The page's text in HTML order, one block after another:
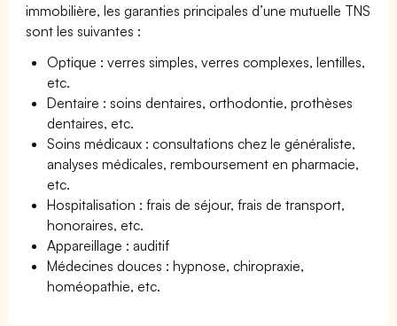
immobilière, les garanties principales d’une mutuelle TNS
sont les suivantes :
Optique : verres simples, verres complexes, lentilles,
etc.
Dentaire : soins dentaires, orthodontie, prothèses
dentaires, etc.
Soins médicaux : consultations chez le généraliste,
analyses médicales, remboursement en pharmacie,
etc.
Hospitalisation : frais de séjour, frais de transport,
honoraires, etc.
Appareillage : auditif
Médecines douces : hypnose, chiropraxie,
homéopathie, etc.